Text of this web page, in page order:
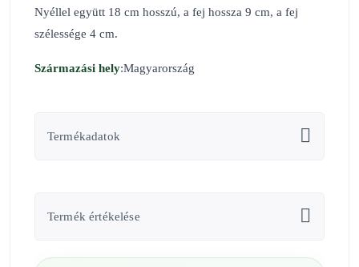
Nyéllel együtt 18 cm hosszú, a fej hossza 9 cm, a fej
szélessége 4 cm.
Származási hely:Magyarország
Termékadatok
Termék értékelése